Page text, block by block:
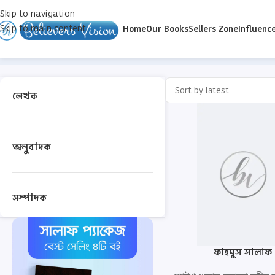
Skip to navigation
Skip to main content
HomeOur BooksSellers Zone
salaf
লেখক
অনুবাদক
সম্পাদক
ফাহমুস সালাফ